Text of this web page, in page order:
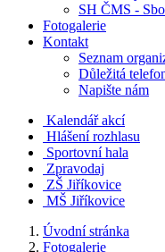
SH ČMS -
Fotogalerie
Kontakt
Seznam
Důležitá
Napište nám
Kalendář akcí
Hlášení rozhlasu
Sportovní hala
Zpravodaj
ZŠ Jiříkovice
MŠ Jiříkovice
Úvodní stránka
Fotogalerie